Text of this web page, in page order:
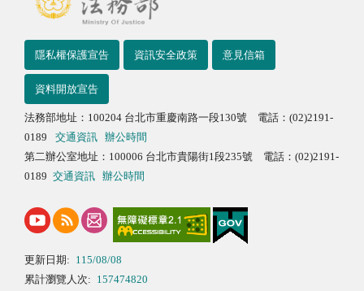
隱私權保護宣告 資訊安全政策 意見信箱
資料開放宣告
法務部地址：100204 台北市重慶南路一段130號 電話：(02)2191-
0189
交通資訊
辦公時間
第二辦公室地址：100006 台北市貴陽街1段235號 電話：(02)2191-
0189 交通資訊 辦公時間
更新日期: 115/08/08
累計瀏覽人次: 157474820